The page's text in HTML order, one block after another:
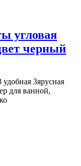
угловая
черный
3ярусная
для ванной,